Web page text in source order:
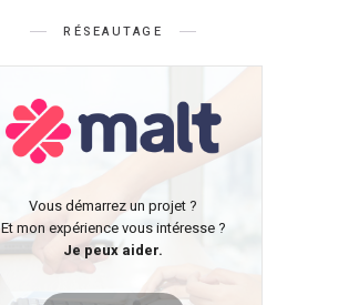
RÉSEAUTAGE
Vous démarrez un projet ?
Et mon expérience vous intéresse ?
Je peux aider.